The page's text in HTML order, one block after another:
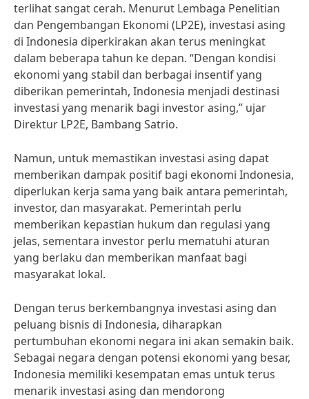
terlihat sangat cerah. Menurut Lembaga Penelitian
dan Pengembangan Ekonomi (LP2E), investasi asing
di Indonesia diperkirakan akan terus meningkat
dalam beberapa tahun ke depan. “Dengan kondisi
ekonomi yang stabil dan berbagai insentif yang
diberikan pemerintah, Indonesia menjadi destinasi
investasi yang menarik bagi investor asing,” ujar
Direktur LP2E, Bambang Satrio.
Namun, untuk memastikan investasi asing dapat
memberikan dampak positif bagi ekonomi Indonesia,
diperlukan kerja sama yang baik antara pemerintah,
investor, dan masyarakat. Pemerintah perlu
memberikan kepastian hukum dan regulasi yang
jelas, sementara investor perlu mematuhi aturan
yang berlaku dan memberikan manfaat bagi
masyarakat lokal.
Dengan terus berkembangnya investasi asing dan
peluang bisnis di Indonesia, diharapkan
pertumbuhan ekonomi negara ini akan semakin baik.
Sebagai negara dengan potensi ekonomi yang besar,
Indonesia memiliki kesempatan emas untuk terus
menarik investasi asing dan mendorong